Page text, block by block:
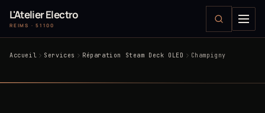
L'Atelier Electro
REIMS · 51100
Accueil Services Réparation Steam Deck OLED Champigny